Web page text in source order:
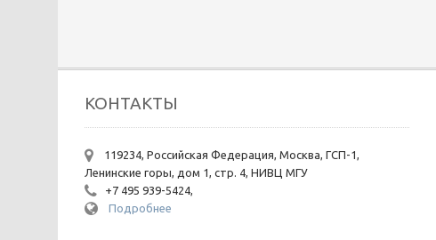
КОНТАКТЫ
119234, Российская Федерация, Москва, ГСП-1,
Ленинские горы, дом 1, стр. 4, НИВЦ МГУ
+7 495 939-5424,
Подробнее